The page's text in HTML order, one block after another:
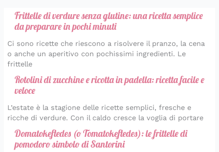
Frittelle di verdure senza glutine: una ricetta semplice
da preparare in pochi minuti
Ci sono ricette che riescono a risolvere il pranzo, la cena
o anche un aperitivo con pochissimi ingredienti. Le
frittelle
Rotolini di zucchine e ricotta in padella: ricetta facile e
veloce
L’estate è la stagione delle ricette semplici, fresche e
ricche di verdure. Con il caldo cresce la voglia di portare
Domatokeftedes (o Tomatokeftedes): le frittelle di
pomodoro simbolo di Santorini